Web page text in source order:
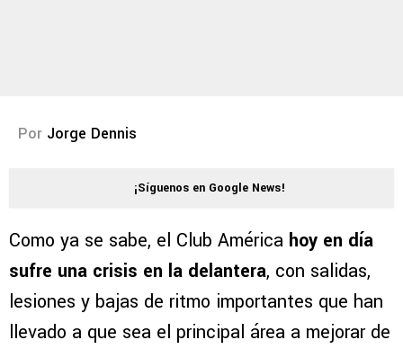
Por Jorge Dennis
¡Síguenos en Google News!
Como ya se sabe, el Club América hoy en día
sufre una crisis en la delantera, con salidas,
lesiones y bajas de ritmo importantes que han
llevado a que sea el principal área a mejorar de